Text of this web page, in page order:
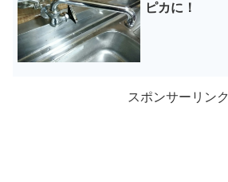
ピカに！
スポンサーリンク